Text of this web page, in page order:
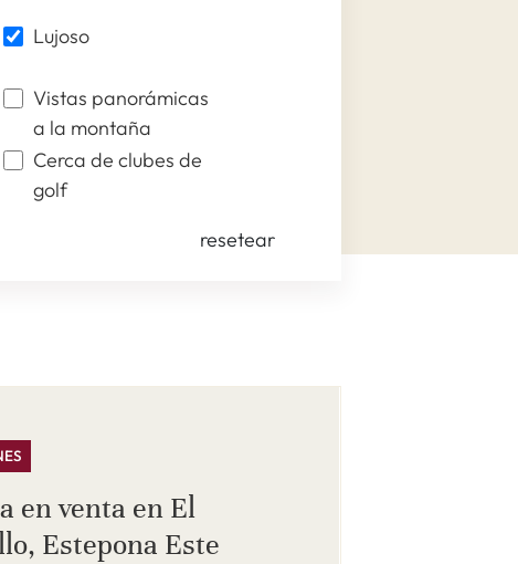
Lujoso
Vistas panorámicas
a la montaña
Cerca de clubes de
golf
resetear
en venta en El
Estepona Este